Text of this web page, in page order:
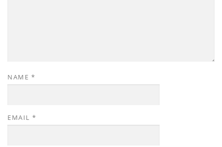
NAME *
EMAIL *